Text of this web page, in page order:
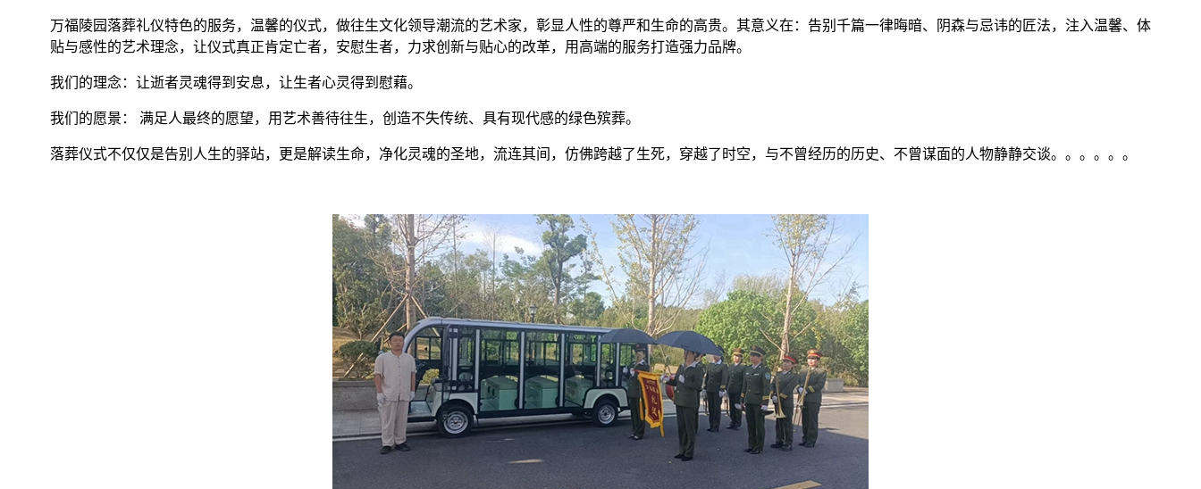
万福陵园落葬礼仪特色的服务，温馨的仪式，做往生文化领导潮流的艺术家，彰显人性的尊严和生命的高贵。其意义在：告别千篇一律晦暗、阴森与忌讳的匠法，注入温馨、体
贴与感性的艺术理念，让仪式真正肯定亡者，安慰生者，力求创新与贴心的改革，用高端的服务打造强力品牌。
我们的理念：让逝者灵魂得到安息，让生者心灵得到慰藉。
我们的愿景： 满足人最终的愿望，用艺术善待往生，创造不失传统、具有现代感的绿色殡葬。
落葬仪式不仅仅是告别人生的驿站，更是解读生命，净化灵魂的圣地，流连其间，仿佛跨越了生死，穿越了时空，与不曾经历的历史、不曾谋面的人物静静交谈。。。。。。